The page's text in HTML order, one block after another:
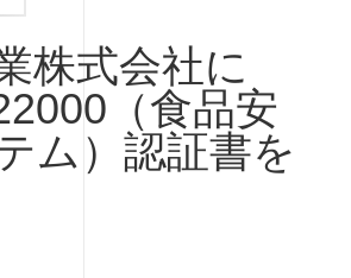
株式会社に
（食品安
ム）認証書を